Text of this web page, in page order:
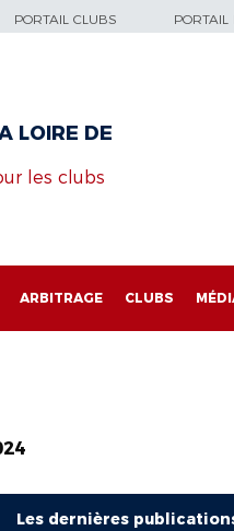
PORTAIL CLUBS PORTAIL
LOIRE DE
les clubs
ARBITRAGE CLUBS
Les dernières